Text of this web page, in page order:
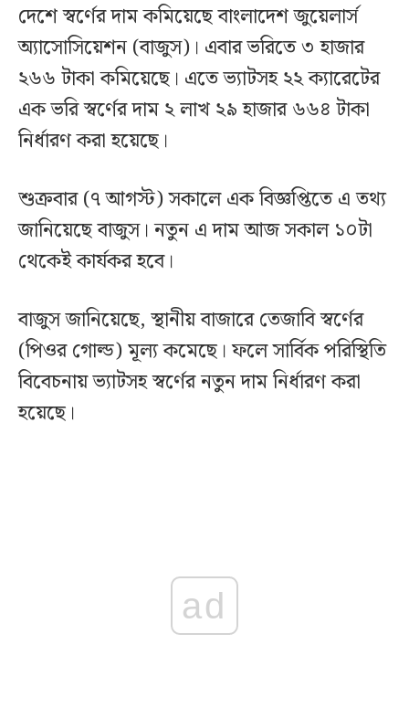
দেশে স্বর্ণের দাম কমিয়েছে বাংলাদেশ জুয়েলার্স
অ্যাসোসিয়েশন (বাজুস)। এবার ভরিতে ৩ হাজার
২৬৬ টাকা কমিয়েছে। এতে ভ্যাটসহ ২২ ক্যারেটের
এক ভরি স্বর্ণের দাম ২ লাখ ২৯ হাজার ৬৬৪ টাকা
নির্ধারণ করা হয়েছে।
শুক্রবার (৭ আগস্ট) সকালে এক বিজ্ঞপ্তিতে এ তথ্য
জানিয়েছে বাজুস। নতুন এ দাম আজ সকাল ১০টা
থেকেই কার্যকর হবে।
বাজুস জানিয়েছে, স্থানীয় বাজারে তেজাবি স্বর্ণের
(পিওর গোল্ড) মূল্য কমেছে। ফলে সার্বিক পরিস্থিতি
বিবেচনায় ভ্যাটসহ স্বর্ণের নতুন দাম নির্ধারণ করা
হয়েছে।
ad